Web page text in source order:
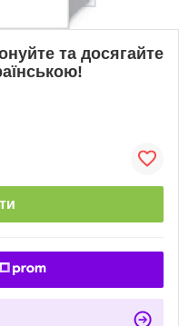
та досягайте